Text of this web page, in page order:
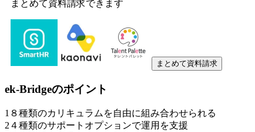
まとめて資料請求できます
まとめて資料請求
ek-Bridgeのポイント
1 ８種類のカリキュラムを自由に組み合わせられる
2４種類のサポートオプションで運用を支援